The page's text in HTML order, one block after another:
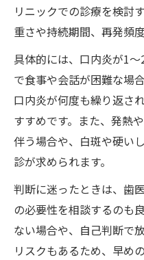
口内炎治療の保
歯科での口内炎
レーザー治療と
初診料や再診料
保険診療と自由
歯医者で口内炎が
歯医者に口内炎
虫歯治療と同時
入れ歯や矯正装
リニックでの診療を検討
重さや持続期間、再発頻
具体的には、口内炎が1
で食事や会話が困難な場
口内炎が何度も繰り返さ
すすめです。また、発熱
伴う場合や、白斑や硬い
診が求められます。
判断に迷ったときは、歯
の必要性を相談するのも
ない場合や、自己判断で
リスクもあるため、早め